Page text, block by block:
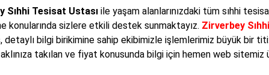
Sıhhi Tesisat Ustasıile yaşam alanlarınızdaki tüm sıhhi
konularında sizlere etkili destek sunmaktayız. Zirverbey
detaylı bilgi birikimine sahip ekibimizle işlemlerimiz büyük bir
aklınıza takılan ve fiyat konusunda bilgi için hemen web